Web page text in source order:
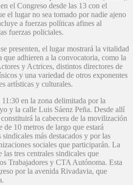
el Congreso desde las 13 con el
el lugar no sea tomado por nadie ajeno
a fuerzas políticas afines al
fuerzas policiales.
presenten, el lugar mostrará la vitalidad
que adhieren a la convocatoria, como la
y Actrices, distintos directores de
y una variedad de otros exponentes
artísticas y culturales.
11:30 en la zona delimitada por la
y la calle Luis Sáenz Peña. Desde allí
la cabecera de la movilización
de 10 metros de largo que estará
más destacados y por las
sociales que participarán. La
tres centrales sindicales que
Trabajadores y CTA Autónoma. Esta
por la avenida Rivadavia, que